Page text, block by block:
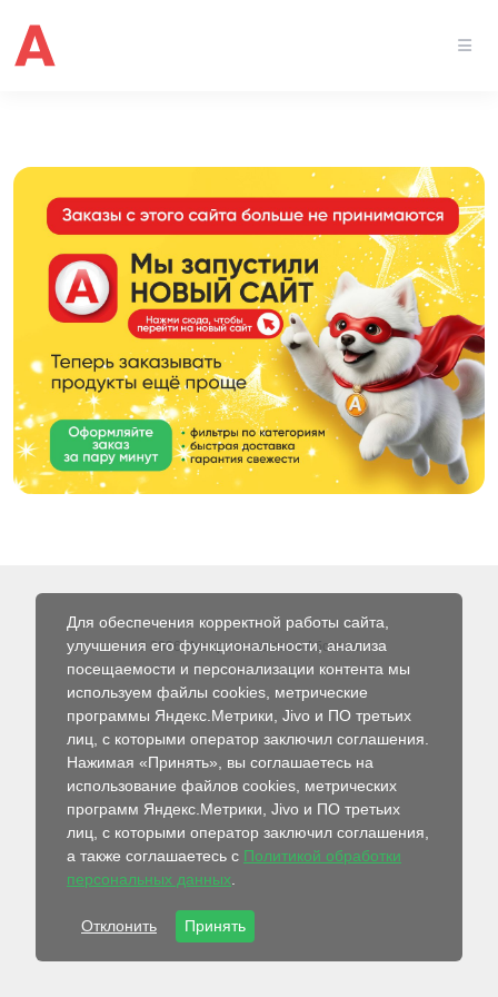
© 2026 Интернет-магазин Абсолют
Для обеспечения корректной работы сайта,
улучшения его функциональности, анализа
посещаемости и персонализации контента мы
используем файлы cookies, метрические
программы Яндекс.Метрики, Jivo и ПО третьих
лиц, с которыми оператор заключил соглашения.
Нажимая «Принять», вы соглашаетесь на
использование файлов cookies, метрических
программ Яндекс.Метрики, Jivo и ПО третьих
лиц, с которыми оператор заключил соглашения,
а также соглашаетесь с Политикой обработки
персональных данных
Отклонить Принять